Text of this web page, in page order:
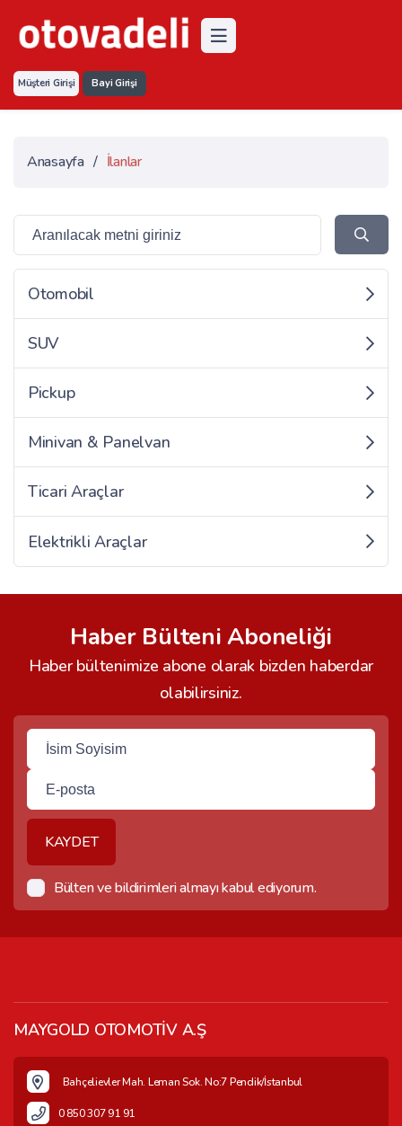
Müşteri Girişi Bayi Girişi
Anasayfa / İlanlar
Otomobil
SUV
Pickup
Minivan & Panelvan
Ticari Araçlar
Elektrikli Araçlar
Haber Bülteni Aboneliği
Haber bültenimize abone olarak bizden haberdar
olabilirsiniz.
KAYDET
Bülten ve bildirimleri almayı kabul ediyorum.
MAYGOLD OTOMOTİV A.Ş
Bahçelievler Mah. Leman Sok. No:7 Pendik/İstanbul
0 850 307 91 91